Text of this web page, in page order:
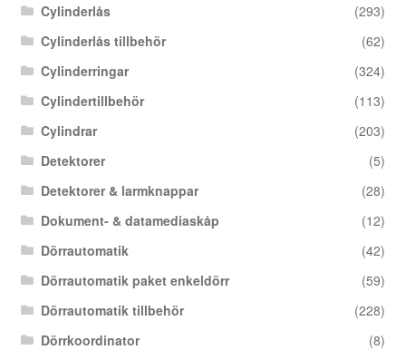
Cylinderlås
(293)
Cylinderlås tillbehör
(62)
Cylinderringar
(324)
Cylindertillbehör
(113)
Cylindrar
(203)
Detektorer
(5)
Detektorer & larmknappar
(28)
Dokument- & datamediaskåp
(12)
Dörrautomatik
(42)
Dörrautomatik paket enkeldörr
(59)
Dörrautomatik tillbehör
(228)
Dörrkoordinator
(8)